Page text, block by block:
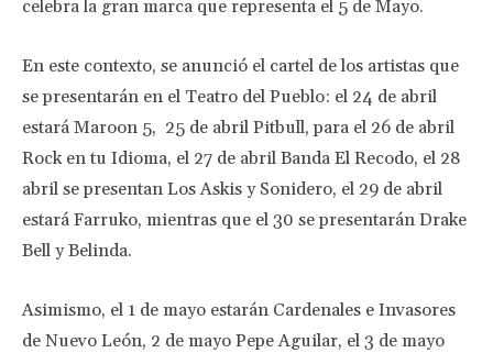
celebra la gran marca que representa el 5 de Mayo.
En este contexto, se anunció el cartel de los artistas que
se presentarán en el Teatro del Pueblo: el 24 de abril
estará Maroon 5, 25 de abril Pitbull, para el 26 de abril
Rock en tu Idioma, el 27 de abril Banda El Recodo, el 28
abril se presentan Los Askis y Sonidero, el 29 de abril
estará Farruko, mientras que el 30 se presentarán Drake
Bell y Belinda.
Asimismo, el 1 de mayo estarán Cardenales e Invasores
de Nuevo León, 2 de mayo Pepe Aguilar, el 3 de mayo